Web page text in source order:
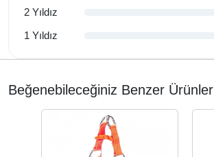
2 Yıldız
1 Yıldız
Beğenebileceğiniz Benzer Ürünler